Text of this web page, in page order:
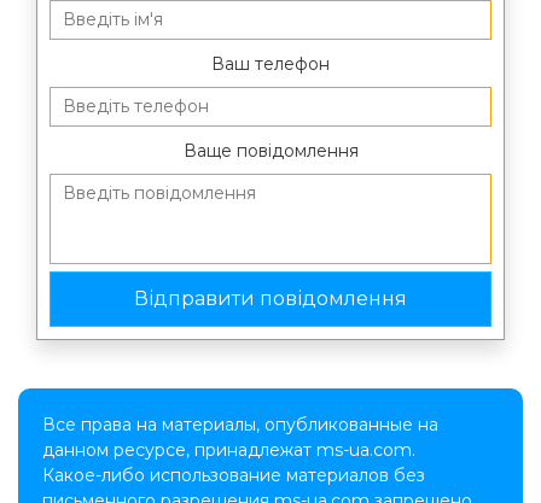
Ваш телефон
Ваще повідомлення
Все права на материалы, опубликованные на
данном ресурсе, принадлежат ms-ua.com.
Какое-либо использование материалов без